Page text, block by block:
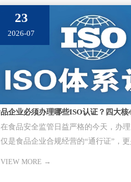
23
2026-07
企业必须办理哪些ISO认证？四大核
在食品安全监管日益严格的今天，办
仅是食品企业合规经营的“通行证”，
VIEW MORE →